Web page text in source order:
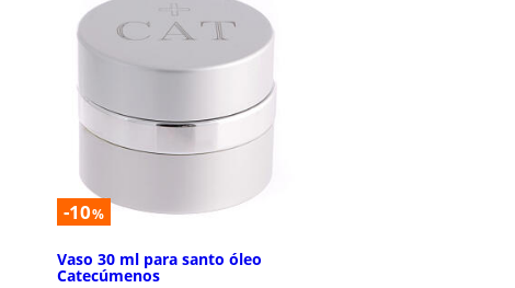
-10%
Vaso 30 ml para santo óleo
Catecúmenos